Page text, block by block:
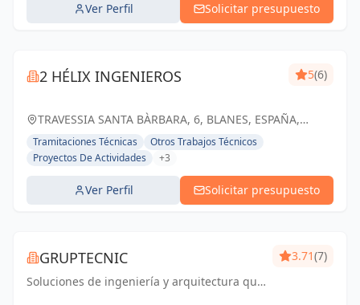
Ver Perfil Solicitar presupuesto
2 HÉLIX INGENIEROS 5(6)
TRAVESSIA SANTA BÀRBARA, 6, BLANES, ESPAÑA,
España
Tramitaciones Técnicas
Otros Trabajos Técnicos
Proyectos De Actividades
+3
Ver Perfil Solicitar presupuesto
GRUPTECNIC
Soluciones de ingeniería y arquitectura que
3.71(7)